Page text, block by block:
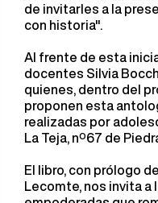
de invitarles a la
con historia".
Al frente de esta
docentes Silvia
quienes, dentro del
proponen esta
realizadas por
La Teja, nº67 de
El libro, con prólogo
Lecomte, nos invita